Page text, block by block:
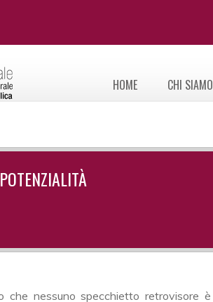
HOME CHI SIAMO